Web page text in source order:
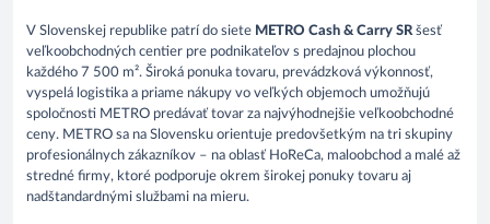
V Slovenskej republike patrí do siete METRO Cash & Carry SRšesť
veľkoobchodných centier pre podnikateľov s predajnou plochou
každého 7 500 m². Široká ponuka tovaru, prevádzková výkonnosť,
vyspelá logistika a priame nákupy vo veľkých objemoch umožňujú
spoločnosti METRO predávať tovar za najvýhodnejšie veľkoobchodné
ceny. METRO sa na Slovensku orientuje predovšetkým na tri skupiny
profesionálnych zákazníkov – na oblasť HoReCa, maloobchod a malé až
stredné firmy, ktoré podporuje okrem širokej ponuky tovaru aj
nadštandardnými službami na mieru.